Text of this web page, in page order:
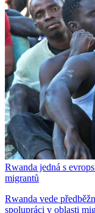
Rwanda jedná s
migrantů
Rwanda vede
spolupráci v oblasti